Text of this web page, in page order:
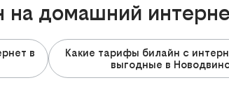
на домашний
в
Какие тарифы билайн с
выгодные в